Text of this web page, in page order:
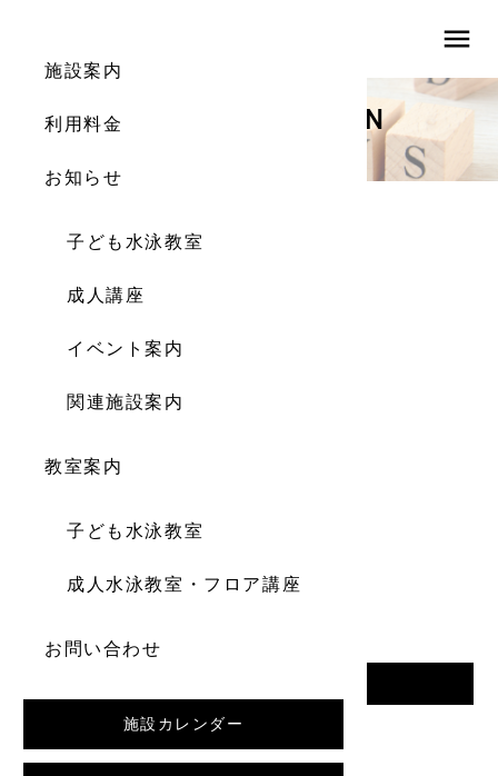
menu
施設案内
利用料金
お知らせ
子ども水泳教室
成人講座
イベント案内
関連施設案内
教室案内
子ども水泳教室
成人水泳教室・フロア講座
お問い合わせ
施設カレンダー
INFORMATION